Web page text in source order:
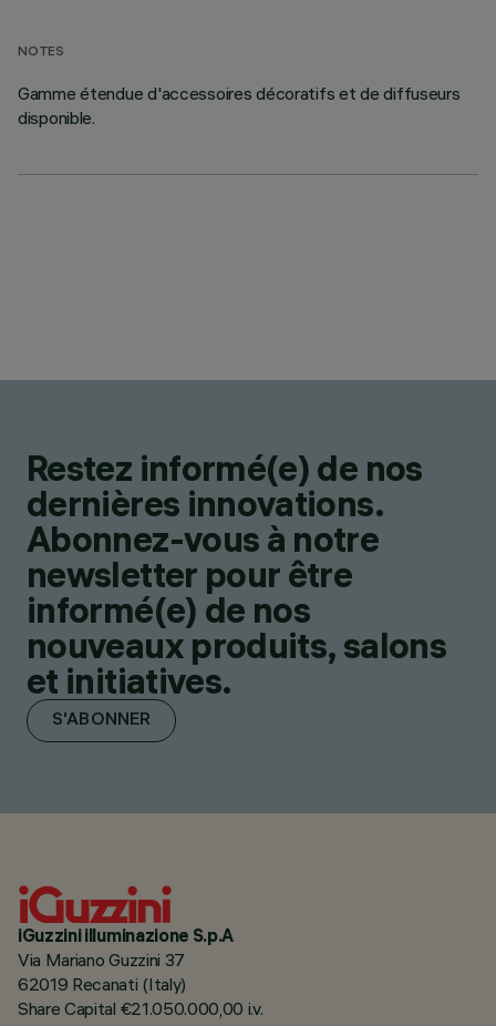
NOTES
Gamme étendue d'accessoires décoratifs et de diffuseurs
disponible.
Restez informé(e) de nos
dernières innovations.
Abonnez-vous à notre
newsletter pour être
informé(e) de nos
nouveaux produits, salons
et initiatives.
S'ABONNER
iGuzzini illuminazione S.p.A
Via Mariano Guzzini 37
62019 Recanati (Italy)
Share Capital €21.050.000,00 i.v.